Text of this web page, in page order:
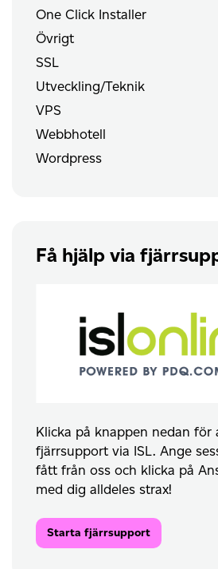
One Click Installer
Övrigt
SSL
Utveckling/Teknik
VPS
Webbhotell
Wordpress
Få hjälp via
Klicka på knappen nedan för
fjärrsupport via ISL. Ange
fått från oss och klicka på
med dig alldeles strax!
Starta fjärrsupport